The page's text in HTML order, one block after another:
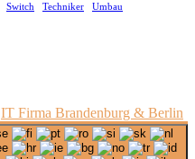
Switch Techniker Umbau
IT Firma Brandenburg & Berlin